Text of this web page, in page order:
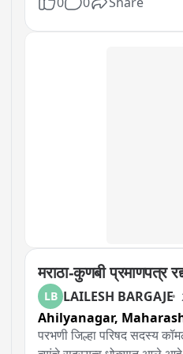
• दिल्ली अर्बन शेल्टर इम्प्रूवमेंट
मराठा-कुणबी प्रमाणपत्र
LB LAILESH BARGAJE
Ahilyanagar,
परभणी जिल्हा परिषद सदस्य